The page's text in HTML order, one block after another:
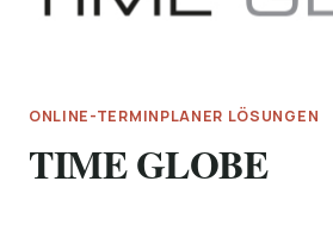
ONLINE-TERMINPLANER LÖSUNGEN
TIME GLOBE